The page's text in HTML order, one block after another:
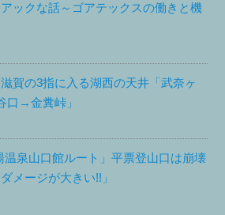
ックな話～ゴアテックスの働きと機
滋賀の3指に入る湖西の天井「武奈ヶ
口→金糞峠」
温泉山口館ルート」平票登山口は崩壊
メージが大きい!!」